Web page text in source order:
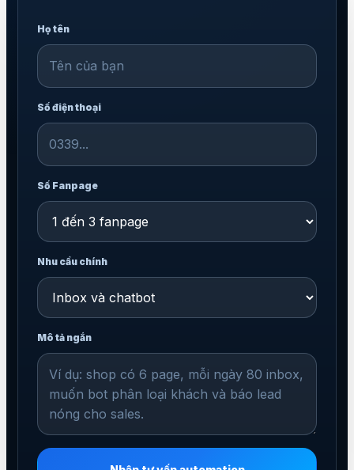
Họ tên
Số điện thoại
Số Fanpage
Nhu cầu chính
Mô tả ngắn